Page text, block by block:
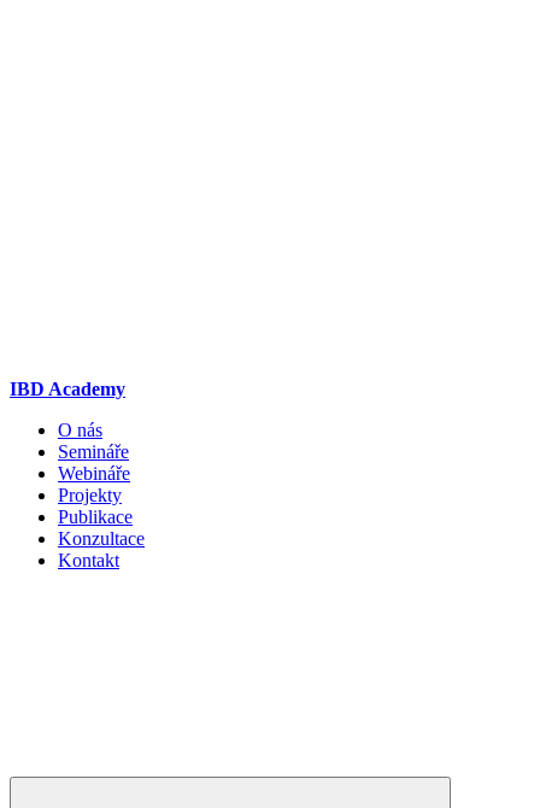
IBD Academy
O nás
Semináře
Webináře
Projekty
Publikace
Konzultace
Kontakt